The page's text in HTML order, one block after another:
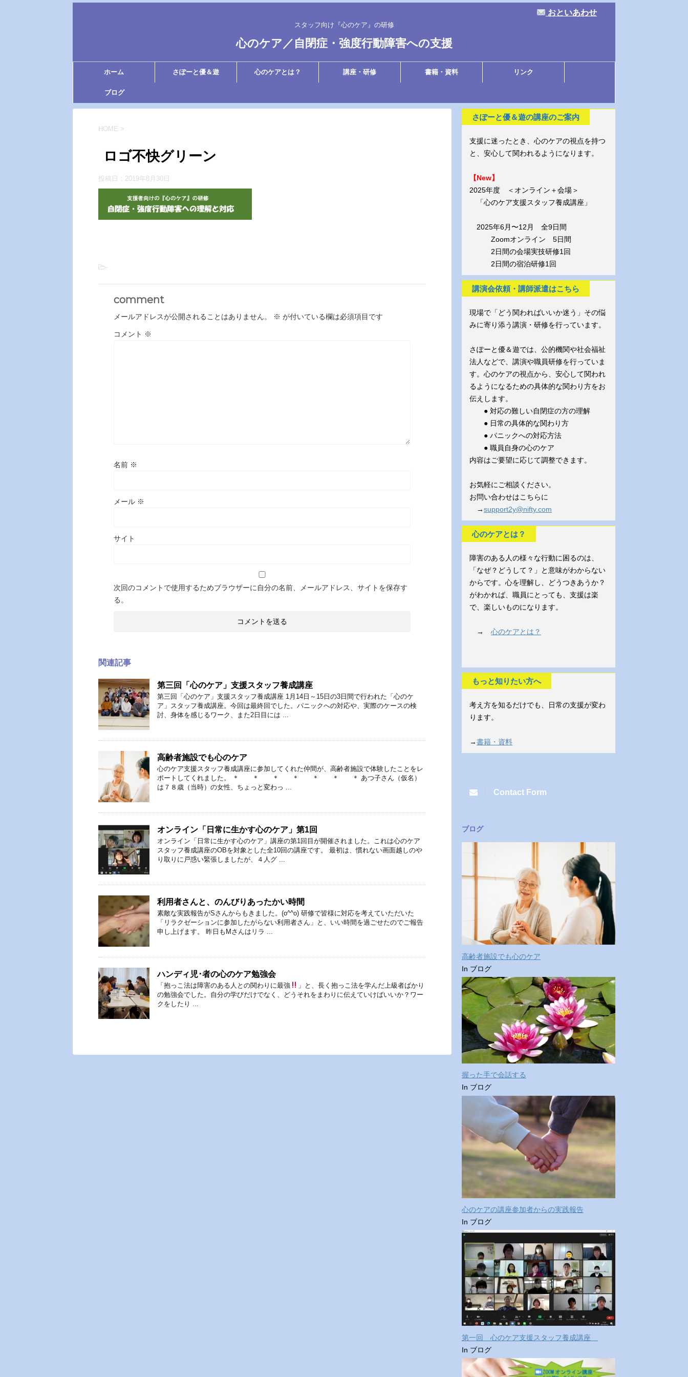
おといあわせ
スタッフ向け『心のケア』の研修
心のケア／自閉症・強度行動障害への支援
ホーム さぽーと優＆遊 心のケアとは？ 講座・研修 書籍・資料 リンク
ブログ
HOME >
ロゴ不快グリーン
投稿日： 2019年8月30日
-
comment
メールアドレスが公開されることはありません。 ※ が付いている欄は必須項目です
コメント ※
名前 ※
メール ※
サイト
次回のコメントで使用するためブラウザーに自分の名前、メールアドレス、サイトを保存す
る。
関連記事
第三回「心のケア」支援スタッフ養成講座
第三回「心のケア」支援スタッフ養成講座 1月14日～15日の3日間で行われた「心のケ
ア」スタッフ養成講座。今回は最終回でした。パニックへの対応や、実際のケースの検
討、身体を感じるワーク、また2日目には ...
高齢者施設でも心のケア
心のケア支援スタッフ養成講座に参加してくれた仲間が、高齢者施設で体験したことをレ
ポートしてくれました。 ＊ ＊ ＊ ＊ ＊ ＊ ＊ あつ子さん（仮名）
は７８歳（当時）の女性、ちょっと変わっ ...
オンライン「日常に生かす心のケア」第1回
オンライン「日常に生かす心のケア」講座の第1回目が開催されました。これは心のケア
スタッフ養成講座のOBを対象とした全10回の講座です。 最初は、慣れない画面越しのや
り取りに戸惑い緊張しましたが、４人グ ...
利用者さんと、のんびりあったかい時間
素敵な実践報告がSさんからもきました。(o^^o) 研修で皆様に対応を考えていただいた
「リラクゼーションに参加したがらない利用者さん」と、いい時間を過ごせたのでご報告
申し上げます。 昨日もMさんはリラ ...
ハンディ児･者の心のケア勉強会
「抱っこ法は障害のある人との関わりに最強
」と、長く抱っこ法を学んだ上級者ばかり
の勉強会でした。自分の学びだけでなく、どうそれをまわりに伝えていけばいいか？ワー
クをしたり ...
さぽーと優＆遊の講座のご案内
支援に迷ったとき、心のケアの視点を持つ
と、安心して関われるようになります。
【New】
2025年度 ＜オンライン＋会場＞
「心のケア支援スタッフ養成講座」
2025年6月〜12月 全9日間
Zoomオンライン 5日間
2日間の会場実技研修1回
2日間の宿泊研修1回
講演会依頼・講師派遣はこちら
現場で「どう関わればいいか迷う」その悩
みに寄り添う講演・研修を行っています。
さぽーと優＆遊では、公的機関や社会福祉
法人などで、講演や職員研修を行っていま
す。心のケアの視点から、安心して関われ
るようになるための具体的な関わり方をお
伝えします。
● 対応の難しい自閉症の方の理解
● 日常の具体的な関わり方
● パニックへの対応方法
● 職員自身の心のケア
内容はご要望に応じて調整できます。
お気軽にご相談ください。
お問い合わせはこちらに
→support2y@nifty.com
心のケアとは？
障害のある人の様々な行動に困るのは、
「なぜ？どうして？」と意味がわからない
からです。心を理解し、どうつきあうか？
がわかれば、職員にとっても、支援は楽
で、楽しいものになります。
→ 心のケアとは？
もっと知りたい方へ
考え方を知るだけでも、日常の支援が変わ
ります。
→書籍・資料
Contact Form
ブログ
高齢者施設でも心のケア
In ブログ
握った手で会話する
In ブログ
心のケアの講座参加者からの実践報告
In ブログ
第一回 心のケア支援スタッフ養成講座
In ブログ